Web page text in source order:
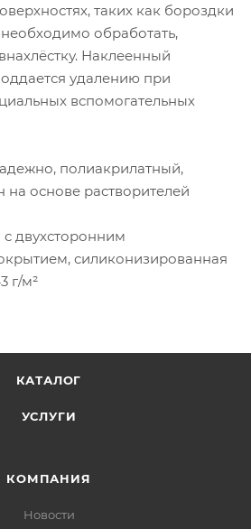
таких как бороздки
обработать,
Наклеенный
удалению при
вспомогательных
полиакрилатный,
на основе растворителей
с двухсторонним
силиконизированная
г/м²
КАТАЛОГ
УСЛУГИ
КОМПАНИЯ
Новости